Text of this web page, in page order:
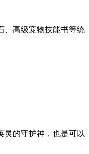
、高级宠物技能书等统
灵的守护神，也是可以